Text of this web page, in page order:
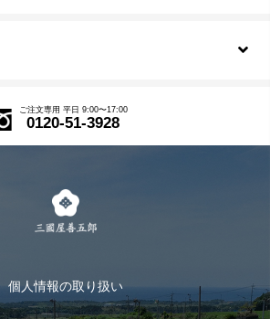
ご注文専用 平日 9:00〜17:00
0120-51-3928
個人情報の取り扱い